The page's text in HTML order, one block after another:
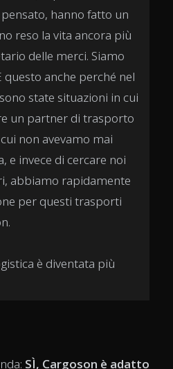
hanno fatto un
reso la vita ancora più
delle merci. Siamo
anche perché nel
state situazioni in cui
un partner di trasporto
non avevamo mai
e invece di cercare noi
abbiamo rapidamente
per questi trasporti
è diventata più
SÌ, Cargoson è adatto